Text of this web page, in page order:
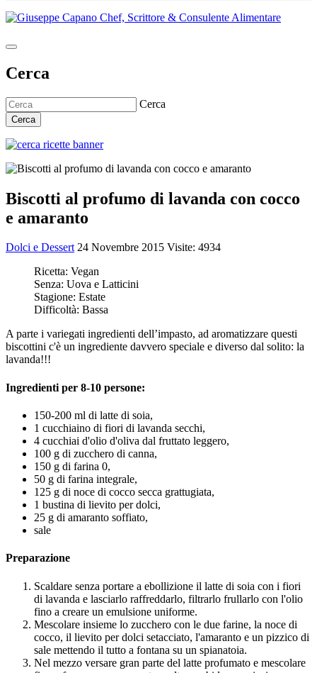
Cerca
Cerca
Cerca
Biscotti al profumo di lavanda con cocco
e amaranto
Dolci e Dessert 24 Novembre 2015 Visite: 4934
Ricetta: Vegan
Senza: Uova e Latticini
Stagione: Estate
Difficoltà: Bassa
A parte i variegati ingredienti dell’impasto, ad aromatizzare questi
biscottini c'è un ingrediente davvero speciale e diverso dal solito: la
lavanda!!!
Ingredienti per 8-10 persone:
150-200 ml di latte di soia,
1 cucchiaino di fiori di lavanda secchi,
4 cucchiai d'olio d'oliva dal fruttato leggero,
100 g di zucchero di canna,
150 g di farina 0,
50 g di farina integrale,
125 g di noce di cocco secca grattugiata,
1 bustina di lievito per dolci,
25 g di amaranto soffiato,
sale
Preparazione
Scaldare senza portare a ebollizione il latte di soia con i fiori
di lavanda e lasciarlo raffreddarlo, filtrarlo frullarlo con l'olio
fino a creare un emulsione uniforme.
Mescolare insieme lo zucchero con le due farine, la noce di
cocco, il lievito per dolci setacciato, l'amaranto e un pizzico di
sale mettendo il tutto a fontana su un spianatoia.
Nel mezzo versare gran parte del latte profumato e mescolare